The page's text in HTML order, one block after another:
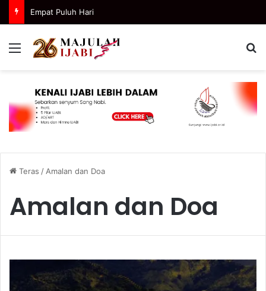
Empat Puluh Hari
Menu
Teras / Amalan dan Doa
Amalan dan Doa